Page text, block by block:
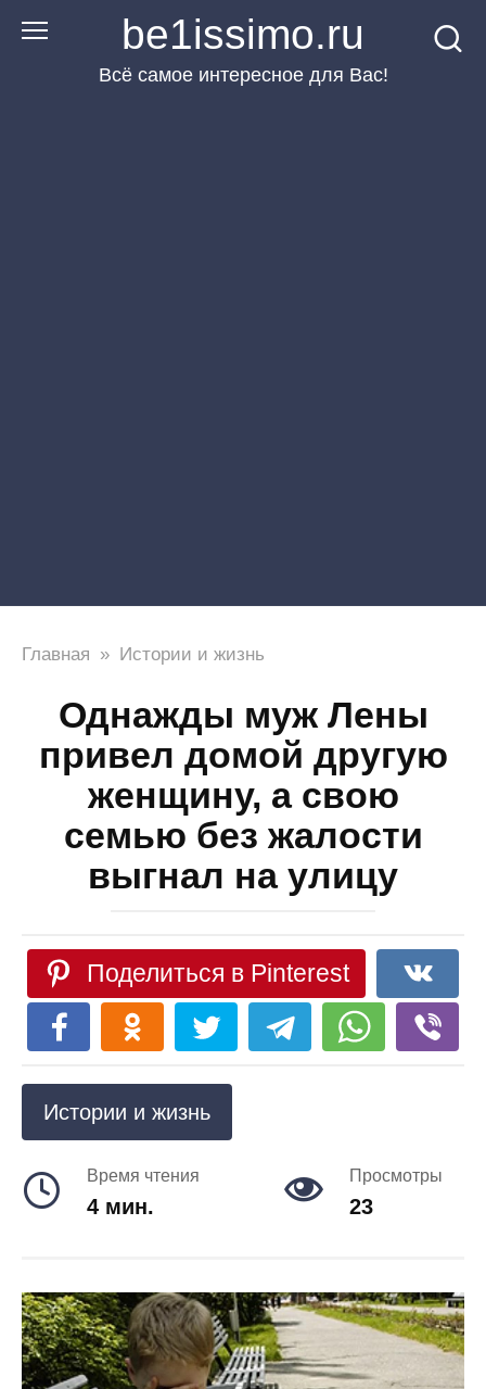
Перейти
be1issimo.ru
Всё самое интересное для Вас!
Главная » Истории и жизнь
Однажды муж Лены
привел домой другую
женщину, а свою
семью без жалости
выгнал на улицу
Поделиться в Pinterest
Истории и жизнь
Время чтения
4 мин.
Просмотры
23